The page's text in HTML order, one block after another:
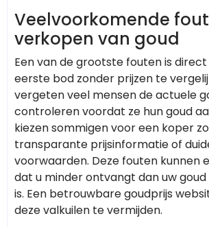
Veelvoorkomende
verkopen van goud
Een van de grootste fouten is
eerste bod zonder prijzen te
vergeten veel mensen de actuele
controleren voordat ze hun goud
kiezen sommigen voor een koper
transparante prijsinformatie of
voorwaarden. Deze fouten kunnen
dat u minder ontvangt dan uw
is. Een betrouwbare goudprijs
deze valkuilen te vermijden.